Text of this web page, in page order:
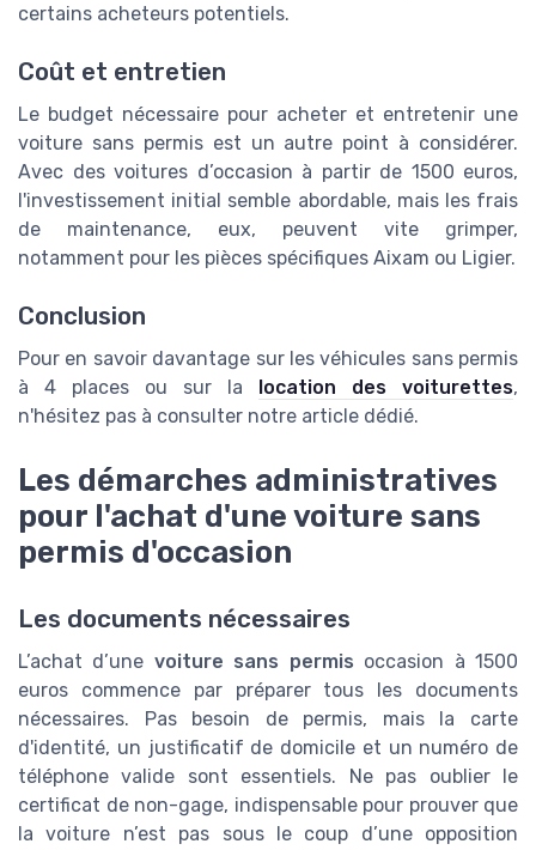
certains acheteurs potentiels.
Coût et entretien
Le budget nécessaire pour acheter et entretenir une
voiture sans permis est un autre point à considérer.
Avec des voitures d’occasion à partir de 1500 euros,
l'investissement initial semble abordable, mais les frais
de maintenance, eux, peuvent vite grimper,
notamment pour les pièces spécifiques Aixam ou Ligier.
Conclusion
Pour en savoir davantage sur les véhicules sans permis
à 4 places ou sur la location des voiturettes,
n'hésitez pas à consulter notre article dédié.
Les démarches administratives
pour l'achat d'une voiture sans
permis d'occasion
Les documents nécessaires
L’achat d’une voiture sans permis occasion à 1500
euros commence par préparer tous les documents
nécessaires. Pas besoin de permis, mais la carte
d'identité, un justificatif de domicile et un numéro de
téléphone valide sont essentiels. Ne pas oublier le
certificat de non-gage, indispensable pour prouver que
la voiture n’est pas sous le coup d’une opposition